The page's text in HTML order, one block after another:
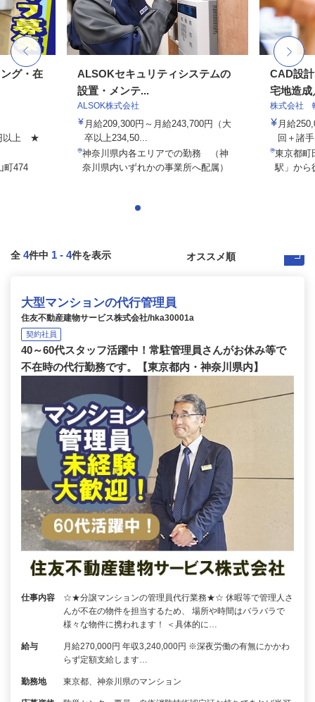
グ・在
以上 ★
町474
ALSOKセキュリティシステムの
設置・メンテ...
ALSOK株式会社
月給209,300円～月給243,700円（大
卒以上234,50...
神奈川県内各エリアでの勤務 （神
奈川県内いずれかの事業所へ配属）
CAD設
宅地造成
株式会社
月給
回＋諸
東京都町
駅」から
全 4件中 1 - 4件を表示
大型マンションの代行管理員
住友不動産建物サービス株式会社/hka30001a
契約社員
40～60代スタッフ活躍中！常駐管理員さんがお休み等で
不在時の代行勤務です。【東京都内・神奈川県内】
仕事内容
☆★分譲マンションの管理員代行業務★☆ 休暇等で管理人さ
んが不在の物件を担当するため、 場所や時間はバラバラで
様々な物件に携われます！ ＜具体的に…
給与
月給270,000円 年収3,240,000円 ※深夜労働の有無にかかわ
らず定額支給します…
勤務地 東京都、神奈川県のマンション